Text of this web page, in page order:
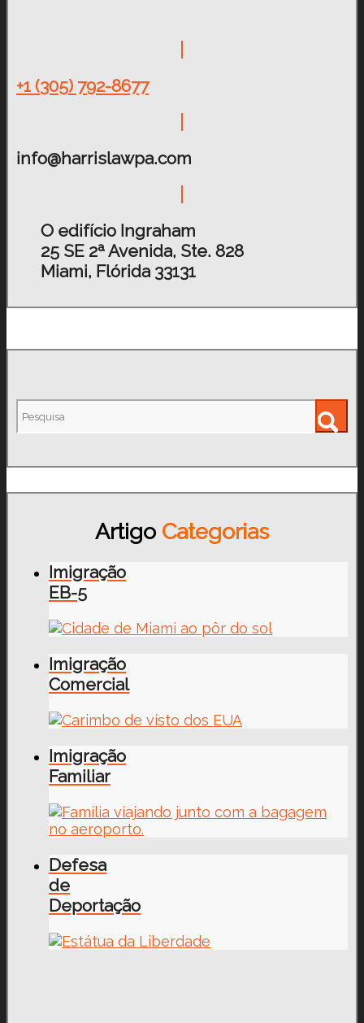
+1 (305) 792-8677
info@harrislawpa.com
O edifício Ingraham
25 SE 2ª Avenida, Ste. 828
Miami, Flórida 33131
Artigo Categorias
Imigração
EB-5
Imigração
Comercial
Imigração
Familiar
Defesa
de
Deportação